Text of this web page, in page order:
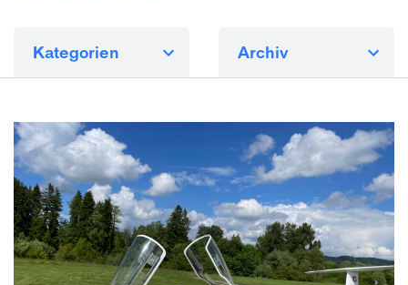
Kategorien Archiv